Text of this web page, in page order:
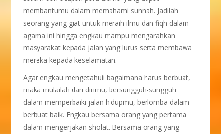
membantumu dalam memahami sunnah. Jadilah
seorang yang giat untuk meraih ilmu dan fiqh dalam
agama ini hingga engkau mampu mengarahkan
masyarakat kepada jalan yang lurus serta membawa
mereka kepada keselamatan.
Agar engkau mengetahuii bagaimana harus berbuat,
maka mulailah dari dirimu, bersungguh-sungguh
dalam memperbaiki jalan hidupmu, berlomba dalam
berbuat baik. Engkau bersama orang yang pertama
dalam mengerjakan sholat. Bersama orang yang